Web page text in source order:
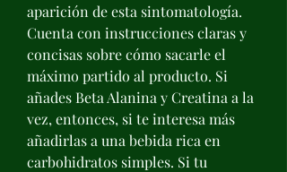
aparición de esta sintomatología.
Cuenta con instrucciones claras y
concisas sobre cómo sacarle el
máximo partido al producto. Si
añades Beta Alanina y Creatina a la
vez, entonces, si te interesa más
añadirlas a una bebida rica en
carbohidratos simples. Si tu